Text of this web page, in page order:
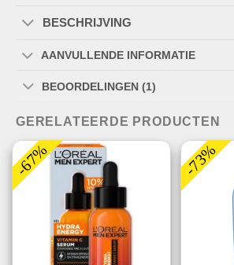
BESCHRIJVING
AANVULLENDE INFORMATIE
BEOORDELINGEN (1)
GERELATEERDE PRODUCTEN
-67% -73%